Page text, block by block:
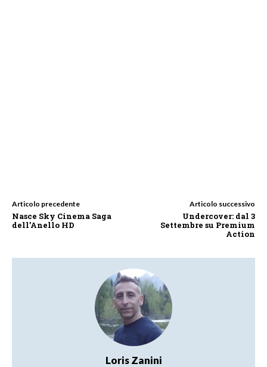
Articolo precedente
Nasce Sky Cinema Saga
dell’Anello HD
Articolo successivo
Undercover: dal 3
Settembre su Premium
Action
Loris Zanini